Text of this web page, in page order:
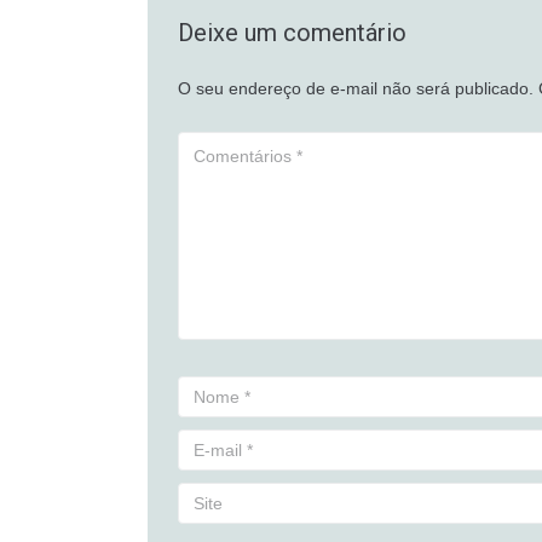
Deixe um comentário
O seu endereço de e-mail não será publicado.